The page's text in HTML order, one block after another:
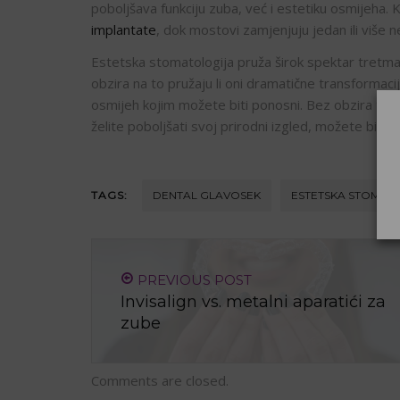
poboljšava funkciju zuba, već i estetiku osmijeha.
implantate, dok mostovi zamjenjuju jedan ili više
Estetska stomatologija pruža širok spektar
obzira na to pružaju li oni dramatične
osmijeh kojim možete biti ponosni. Bez obzira
želite poboljšati svoj prirodni izgled, možete biti
TAGS: DENTAL GLAVOSEK ESTETSKA
PREVIOUS POST
Invisalign vs. metalni aparatići za
zube
Comments are closed.